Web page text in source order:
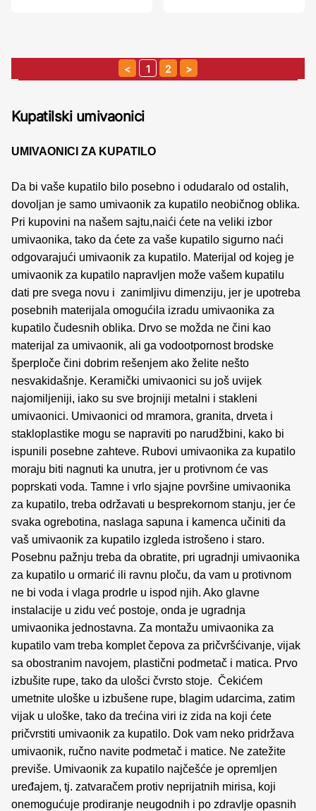
1 2
Kupatilski umivaonici
UMIVAONICI ZA KUPATILO
Da bi vaše kupatilo bilo posebno i odudaralo od ostalih,
dovoljan je samo umivaonik za kupatilo neobičnog oblika.
Pri kupovini na našem sajtu,naići ćete na veliki izbor
umivaonika, tako da ćete za vaše kupatilo sigurno naći
odgovarajući umivaonik za kupatilo. Materijal od kojeg je
umivaonik za kupatilo napravljen može vašem kupatilu
dati pre svega novu i zanimljivu dimenziju, jer je upotreba
posebnih materijala omogućila izradu umivaonika za
kupatilo čudesnih oblika. Drvo se možda ne čini kao
materijal za umivaonik, ali ga vodootpornost brodske
šperploče čini dobrim rešenjem ako želite nešto
nesvakidašnje. Keramički umivaonici su još uvijek
najomiljeniji, iako su sve brojniji metalni i stakleni
umivaonici. Umivaonici od mramora, granita, drveta i
stakloplastike mogu se napraviti po narudžbini, kako bi
ispunili posebne zahteve. Rubovi umivaonika za kupatilo
moraju biti nagnuti ka unutra, jer u protivnom će vas
poprskati voda. Tamne i vrlo sjajne površine umivaonika
za kupatilo, treba održavati u besprekornom stanju, jer će
svaka ogrebotina, naslaga sapuna i kamenca učiniti da
vaš umivaonik za kupatilo izgleda istrošeno i staro.
Posebnu pažnju treba da obratite, pri ugradnji umivaonika
za kupatilo u ormarić ili ravnu ploču, da vam u protivnom
ne bi voda i vlaga prodrle u ispod njih. Ako glavne
instalacije u zidu već postoje, onda je ugradnja
umivaonika jednostavna. Za montažu umivaonika za
kupatilo vam treba komplet čepova za pričvršćivanje, vijak
sa obostranim navojem, plastični podmetač i matica. Prvo
izbušite rupe, tako da ulošci čvrsto stoje. Čekićem
umetnite uloške u izbušene rupe, blagim udarcima, zatim
vijak u uloške, tako da trećina viri iz zida na koji ćete
pričvrstiti umivaonik za kupatilo. Dok vam neko pridržava
umivaonik, ručno navite podmetač i matice. Ne zatežite
previše. Umivaonik za kupatilo najčešće je opremljen
uređajem, tj. zatvaračem protiv neprijatnih mirisa, koji
onemogućuje prodiranje neugodnih i po zdravlje opasnih